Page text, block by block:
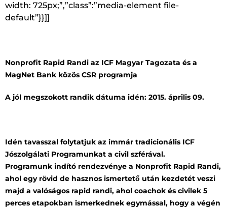
width: 725px;”,”class”:”media-element file-
default”}}]]
Nonprofit Rapid Randi az ICF Magyar Tagozata és a
MagNet Bank közös CSR programja
A jól megszokott randik dátuma idén: 2015. április 09.
Idén tavasszal folytatjuk az immár tradicionális ICF
Jószolgálati Programunkat a civil szférával.
Programunk indító rendezvénye a Nonprofit Rapid Randi,
ahol egy rövid de hasznos ismertető után kezdetét veszi
majd a valóságos rapid randi, ahol coachok és civilek 5
perces etapokban ismerkednek egymással, hogy a végén